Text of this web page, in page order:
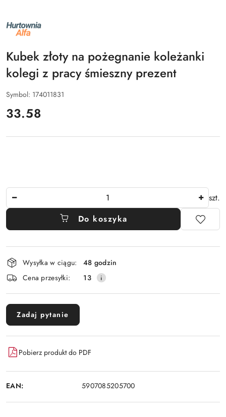
NAZWA
PRODUCENTA:
ALFA
Kubek złoty na pożegnanie koleżanki
kolegi z pracy śmieszny prezent
Symbol: 174011831
cena:
33.58
szt.
Do koszyka
Dostępność
i
dostawa
Wysyłka w ciągu:
48 godzin
Cena przesyłki:
13
Zadaj pytanie
Pobierz produkt do PDF
EAN: 5907085205700